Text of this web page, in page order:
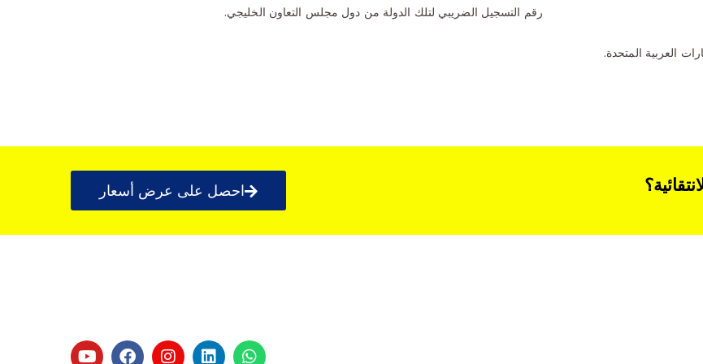
العربية المتحدة.
رقم التسجيل الضريبي لتلك الدولة من دول مجلس التعاون الخليجي.
احصل على عرض أسعار